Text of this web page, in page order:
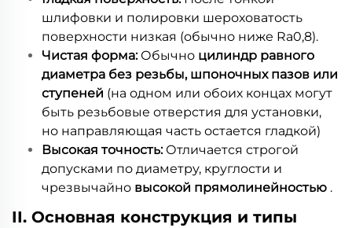
шлифовки и полировки шероховатость
поверхности низкая (обычно ниже Ra0,8).
Чистая форма: Обычно цилиндр равного
диаметра без резьбы, шпоночных пазов или
ступеней (на одном или обоих концах могут
быть резьбовые отверстия для установки,
но направляющая часть остается гладкой)
Высокая точность: Отличается строгой
допусками по диаметру, круглости и
чрезвычайно высокой прямолинейностью .
II. Основная конструкция и типы